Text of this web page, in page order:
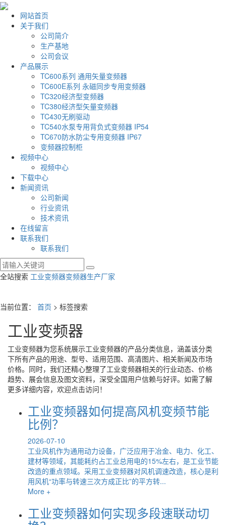
网站首页
关于我们
公司简介
生产基地
公司会议
产品展示
TC600系列 通用矢量变频器
TC600E系列 永磁同步专用变频器
TC320经济型变频器
TC380经济型矢量变频器
TC430无刷驱动
TC540水泵专用背负式变频器 IP54
TC670防水防尘专用变频器 IP67
变频器控制柜
视频中心
视频中心
下载中心
新闻资讯
公司新闻
行业资讯
技术资讯
在线留言
联系我们
联系我们
全站搜索 工业变频器变频器生产厂家
当前位置： 首页 > 标签搜索
工业变频器
工业变频器为您系统展示工业变频器的产品分类信息，涵盖该分类
下所有产品的用途、型号、适用范围、高清图片、相关新闻及市场
价格。同时，我们还精心整理了工业变频器相关的行业动态、价格
趋势、展会信息及图文资料，深受全国用户信赖与好评。如需了解
更多详细内容，欢迎点击访问！
工业变频器如何提高风机变频节能
比例？
2026-07-10
工业风机作为通用动力设备，广泛应用于冶金、电力、化工、
建材等领域，其能耗约占工业总用电的15%左右，是工业节能
改造的重点领域。采用工业变频器对风机调速改造，核心是利
用风机“功率与转速三次方成正比”的平方转...
More +
工业变频器如何实现多段速联动切